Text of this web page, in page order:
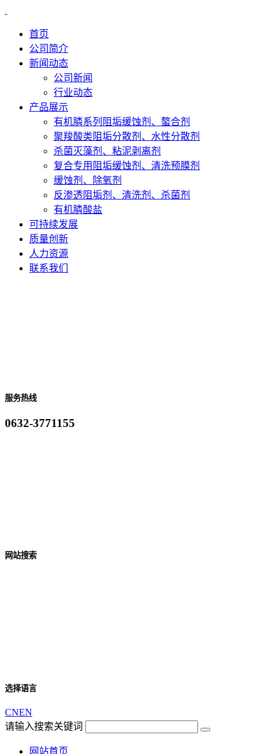
首页
公司简介
新闻动态
公司新闻
行业动态
产品展示
有机膦系列阻垢缓蚀剂、螯合剂
聚羧酸类阻垢分散剂、水性分散剂
杀菌灭藻剂、粘泥剥离剂
复合专用阻垢缓蚀剂、清洗预膜剂
缓蚀剂、除氧剂
反渗透阻垢剂、清洗剂、杀菌剂
有机膦酸盐
可持续发展
质量创新
人力资源
联系我们
服务热线
0632-3771155
网站搜索
选择语言
CNEN
请输入搜索关键词
网站首页